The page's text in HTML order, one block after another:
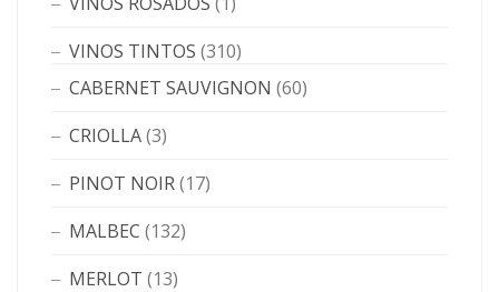
VINOS TINTOS (310)
CABERNET SAUVIGNON (60)
CRIOLLA(3)
PINOT NOIR(17)
MALBEC (132)
MERLOT (13)